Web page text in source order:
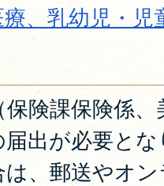
、乳幼児・児
険課保険係
出が必要と
は、郵送やオ